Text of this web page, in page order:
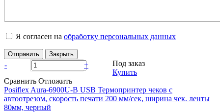
Я согласен на обработку персональных данных
Отправить Закрыть
- +
Под заказ
Купить
Сравнить Отложить
Posiflex Aura-6900U-B USB Термопринтер чеков с
автоотрезом, скорость печати 200 мм/сек, ширина чек. ленты
80мм, черный